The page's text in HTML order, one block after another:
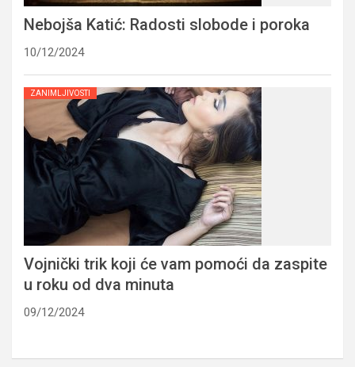
Nebojša Katić: Radosti slobode i poroka
10/12/2024
ZANIMLJIVOSTI
Vojnički trik koji će vam pomoći da zaspite
u roku od dva minuta
09/12/2024